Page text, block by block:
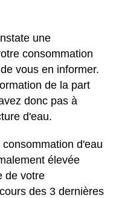
une
consommation
vous en informer.
de la part
donc pas à
d'eau.
d'eau
élevée
de votre
des 3 dernières